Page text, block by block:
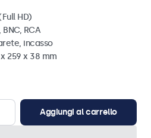
HD)
RCA
incasso
259 x 38 mm
Aggiungi al carrello